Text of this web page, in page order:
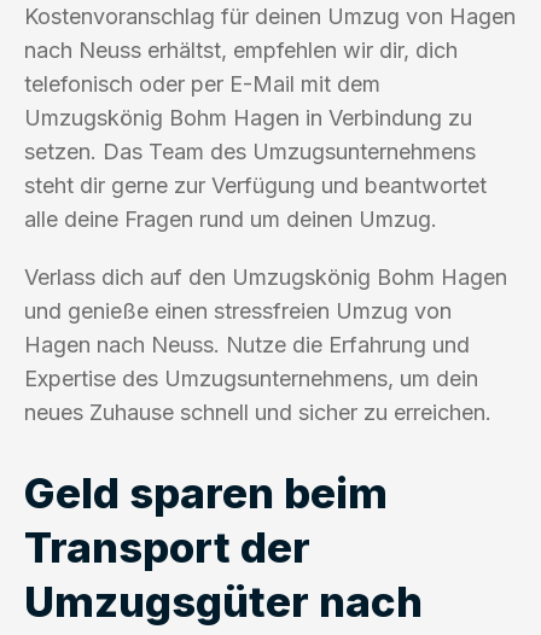
Kostenvoranschlag für deinen Umzug von Hagen
nach Neuss erhältst, empfehlen wir dir, dich
telefonisch oder per E-Mail mit dem
Umzugskönig Bohm Hagen in Verbindung zu
setzen. Das Team des Umzugsunternehmens
steht dir gerne zur Verfügung und beantwortet
alle deine Fragen rund um deinen Umzug.
Verlass dich auf den Umzugskönig Bohm Hagen
und genieße einen stressfreien Umzug von
Hagen nach Neuss. Nutze die Erfahrung und
Expertise des Umzugsunternehmens, um dein
neues Zuhause schnell und sicher zu erreichen.
Geld sparen beim
Transport der
Umzugsgüter nach